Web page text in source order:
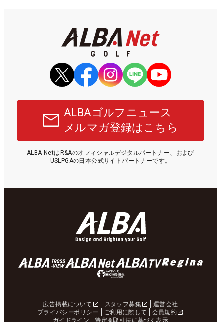
ALBAゴルフニュース
メルマガ登録はこちら
ALBA NetはR&Aのオフィシャルデジタルパートナー、および
USLPGAの日本公式サイトパートナーです。
広告掲載について スタッフ募集
運営会社
プライバシーポリシー
ご利用に際して
会員規約
ガイドライン
特定商取引法に基づく表示